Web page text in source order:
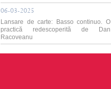
06-03-2025
Lansare de carte: Basso continuo. O
practică redescoperită de Dan
Racoveanu